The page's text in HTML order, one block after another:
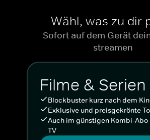
Wähl, was zu dir
Sofort auf dem Gerät
streamen
Filme & Serien
Blockbuster kurz nach dem
Exklusive und preisgekrönte
Auch im günstigen Kombi-
TV